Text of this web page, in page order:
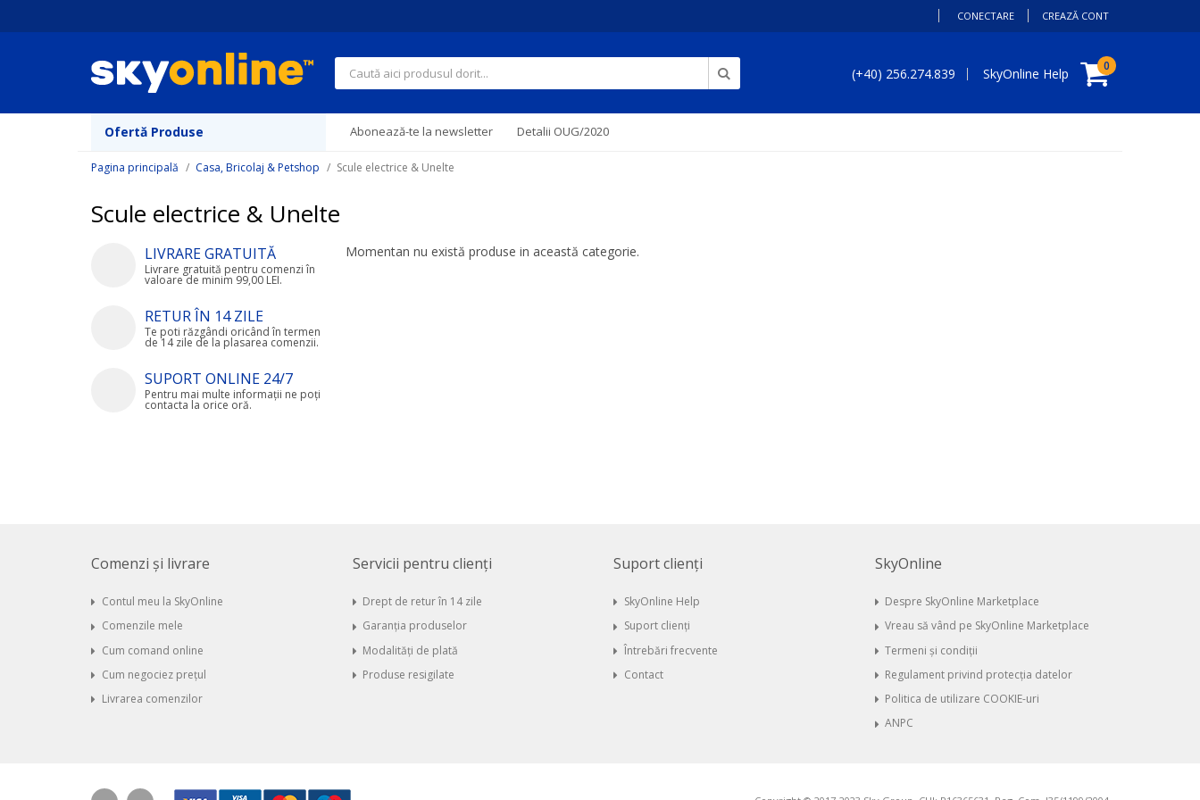
la
CONECTARE CREAZĂ CONT
Coșul meu
0
Căutare
(+40) 256.274.839 SkyOnline Help
Ofertă Produse Abonează-te la newsletter Detalii OUG/2020
Pagina principală Casa, Bricolaj & Petshop Scule electrice & Unelte
Scule electrice & Unelte
Momentan nu există produse in această categorie.
LIVRARE GRATUITĂ
Livrare gratuită pentru comenzi în
valoare de minim 99,00 LEI.
RETUR ÎN 14 ZILE
Te poti răzgândi oricând în termen
de 14 zile de la plasarea comenzii.
SUPORT ONLINE 24/7
Pentru mai multe informații ne poți
contacta la orice oră.
Comenzi și livrare
Contul meu la SkyOnline
Comenzile mele
Cum comand online
Cum negociez prețul
Livrarea comenzilor
Servicii pentru clienți
Drept de retur în 14 zile
Garanția produselor
Modalități de plată
Produse resigilate
Suport clienți
SkyOnline Help
Suport clienți
Întrebări frecvente
Contact
SkyOnline
Despre SkyOnline Marketplace
Vreau să vând pe SkyOnline Marketplace
Termeni și condiții
Regulament privind protecția datelor
Politica de utilizare COOKIE-uri
ANPC